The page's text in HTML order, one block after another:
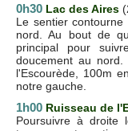
0h30 Lac des Aires
Le sentier
nord. Au bout de
principal pour
doucement au
l'Escourède, 100m
notre gauche.
1h00 Ruisseau de
Poursuivre à